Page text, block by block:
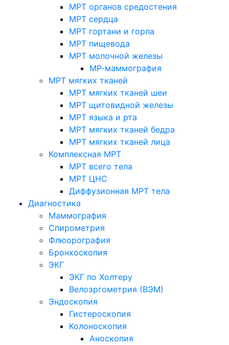
МРТ органов средостения
МРТ сердца
МРТ гортани и горла
МРТ пищевода
МРТ молочной железы
МР-маммография
МРТ мягких тканей
МРТ мягких тканей шеи
МРТ щитовидной железы
МРТ языка и рта
МРТ мягких тканей бедра
МРТ мягких тканей лица
Комплексная МРТ
МРТ всего тела
МРТ ЦНС
Диффузионная МРТ тела
Диагностика
Маммография
Спирометрия
Флюорография
Бронхоскопия
ЭКГ
ЭКГ по Холтеру
Велоэргометрия (ВЭМ)
Эндоскопия
Гистероскопия
Колоноскопия
Аноскопия